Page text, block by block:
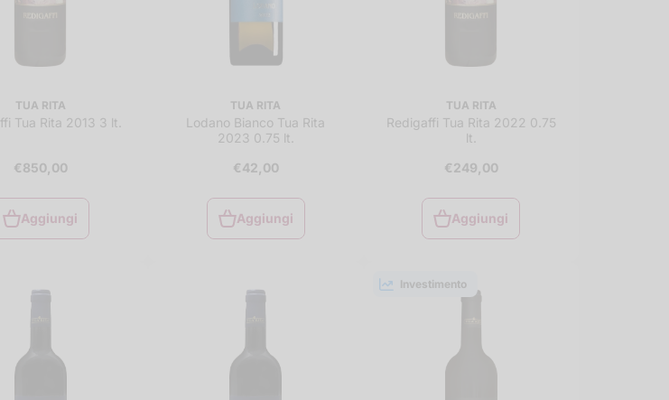
TUA RITA
Tua Rita 2013 3 lt.
€850,00
Aggiungi
Aggiungi
TUA RITA
Lodano Bianco Tua Rita
2023 0.75 lt.
€42,00
Aggiungi
Aggiungi
TUA RITA
Redigaffi Tua Rita 2022 0.75
lt.
€249,00
Aggiungi
Aggiungi
Investimento